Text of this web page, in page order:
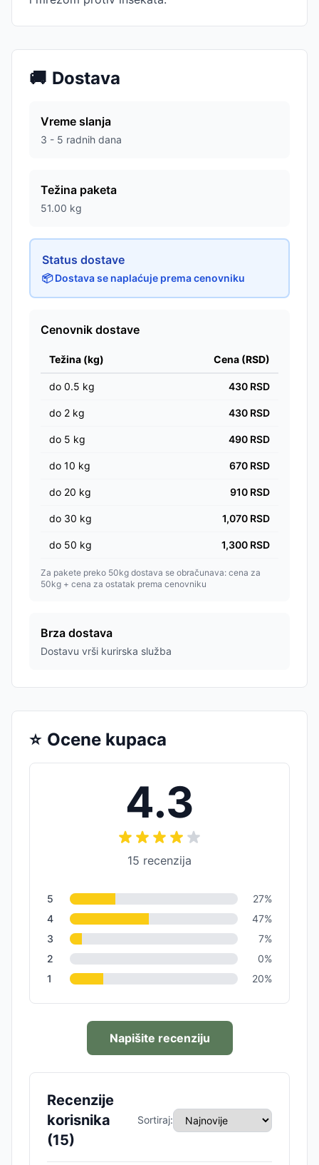
🚚 Dostava
Vreme slanja
3 - 5 radnih dana
Težina paketa
51.00 kg
Status dostave
📦 Dostava se naplaćuje prema cenovniku
Cenovnik dostave
Težina (kg) Cena (RSD)
do 0.5 kg 430 RSD
do 2 kg 430 RSD
do 5 kg 490 RSD
do 10 kg 670 RSD
do 20 kg 910 RSD
do 30 kg 1,070 RSD
do 50 kg 1,300 RSD
Za pakete preko 50kg dostava se obračunava: cena za
50kg + cena za ostatak prema cenovniku
Brza dostava
Dostavu vrši kurirska služba
⭐ Ocene kupaca
4.3
15 recenzija
5 27%
4
47%
3
7%
2
0%
1
20%
Napišite recenziju
Recenzije
korisnika
(15)
Sortiraj: